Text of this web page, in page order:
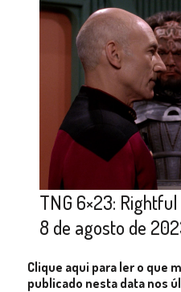
TNG 6×23:
8 de agosto de
Clique aqui para ler o que
publicado nesta data nos